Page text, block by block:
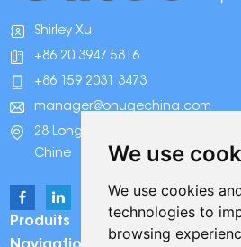
We use
We use cookies
technologies to
browsing
Shirley Xu
+86 20 3947 5816
+86 159 2031 3473
manager@onugechina.com
28 Longhai Road, parc industriel
Chine
Produits